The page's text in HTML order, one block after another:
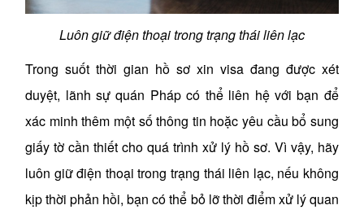
Luôn giữ điện thoại trong trạng thái liên lạc
Trong suốt thời gian hồ sơ xin visa đang được xét
duyệt, lãnh sự quán Pháp có thể liên hệ với bạn để
xác minh thêm một số thông tin hoặc yêu cầu bổ sung
giấy tờ cần thiết cho quá trình xử lý hồ sơ. Vì vậy, hãy
luôn giữ điện thoại trong trạng thái liên lạc, nếu không
kịp thời phản hồi, bạn có thể bỏ lỡ thời điểm xử lý quan